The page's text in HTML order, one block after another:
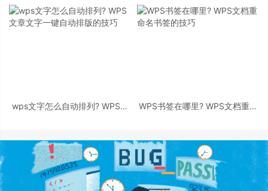
wps文字怎么自动排列? WPS文
WPS书签在哪里? WPS文档重命